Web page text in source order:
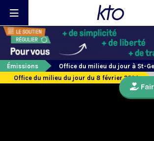
Émissions
Office du milieu du jour à St-
Office du milieu du jour du 8 février 2014